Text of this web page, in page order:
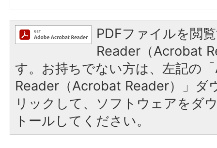
PDFファイルを閲
Reader（Acrobat
す。お持ちでない方は、左記の
Reader（Acrobat Reader）」ダ
リックして、ソフトウェアをダ
トールしてください。